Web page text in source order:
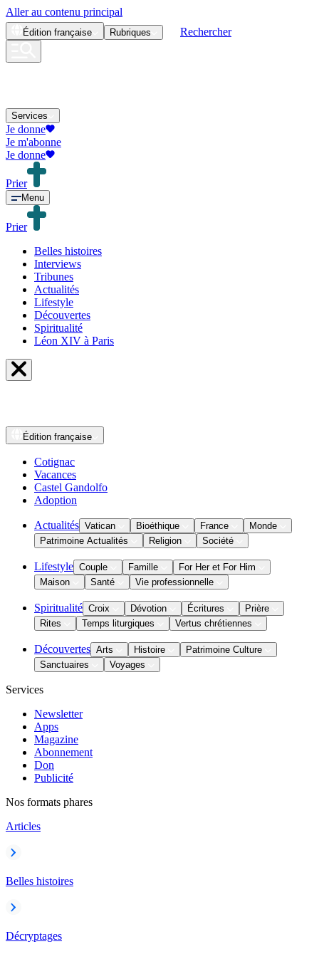
Aller au contenu principal
Édition française Rubriques Rechercher
Services
Je donne
Je m'abonne
Je donne
Prier
Menu
Prier
Belles histoires
Interviews
Tribunes
Actualités
Lifestyle
Découvertes
Spiritualité
Léon XIV à Paris
Édition française
Cotignac
Vacances
Castel Gandolfo
Adoption
Actualités Vatican Bioéthique France
Monde
Patrimoine Actualités
Religion Société
Lifestyle Couple Famille
For Her et For Him
Maison
Santé Vie professionnelle
Spiritualité Croix Dévotion Écritures
Prière
Rites
Temps liturgiques Vertus chrétiennes
Découvertes Arts Histoire
Patrimoine Culture
Sanctuaires
Voyages
Services
Newsletter
Apps
Magazine
Abonnement
Don
Publicité
Nos formats phares
Articles
Belles histoires
Décryptages